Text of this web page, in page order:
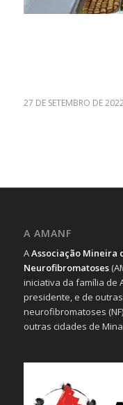
27 DE SETEMBRO DE
A AMANF
AAssociação Mineira
Neurofibromatoses
iniciativa da família de
presidente, e de
neurofibromatoses
outras cidades de